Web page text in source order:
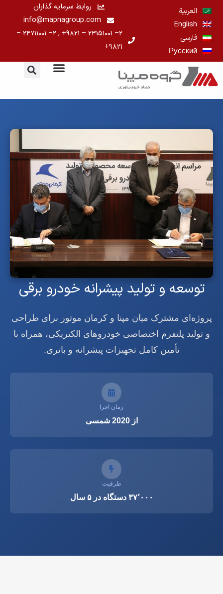
پرش
محتوا
العربية
English
فارسی
Русский
روابط سرمایه گذاران
info@mapnagroup.com
۲– ۲۳۱۵۱۰۰۱ – ۹۸۲۱+ , ۲– ۲۴۷۱۱۰۰۱ –
۹۸۲۱+
توسعه و تولید پیشرانه خودرو برقی
پروژه‌ای مشترک میان مپنا و کرمان موتور برای طراحی
و تولید پلتفرم اختصاصی خودروهای الکتریکی، همراه با
تأمین کامل تجهیزات پیشرانه و باتری.
زمان اجرا
از 2020 شمسی
ظرفیت
۳۷٬۰۰۰ دستگاه در ۵ سال